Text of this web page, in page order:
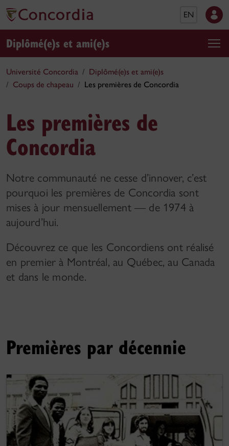
EN
Diplômé(e)s et ami(e)s
Université Concordia
Diplômé(e)s et ami(e)s
Coups de chapeau
Les premières de Concordia
Les premières de
Concordia
Notre communauté ne cesse d’innover, c’est
pourquoi les premières de Concordia sont
mises à jour mensuellement — de 1974 à
aujourd’hui.
Découvrez ce que les Concordiens ont réalisé
en premier à Montréal, au Québec, au Canada
et dans le monde.
Premières par décennie